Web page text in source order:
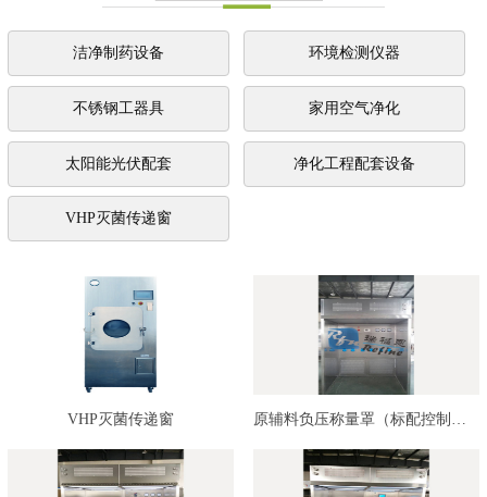
洁净制药设备 环境检测仪器
不锈钢工器具 家用空气净化
太阳能光伏配套 净化工程配套设备
VHP灭菌传递窗
VHP灭菌传递窗